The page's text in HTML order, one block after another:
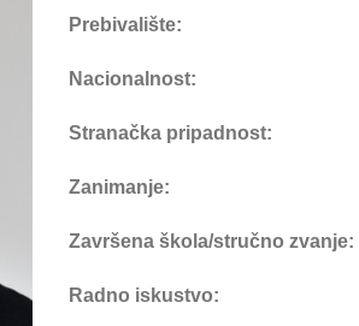
Prebivalište:
Nacionalnost:
Stranačka pripadnost:
Zanimanje:
Završena škola/stručno zvanje:
Radno iskustvo: